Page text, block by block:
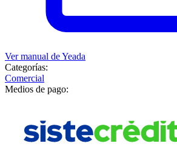
Ver manual deYeada
Categorías:
Comercial
Medios de pago: